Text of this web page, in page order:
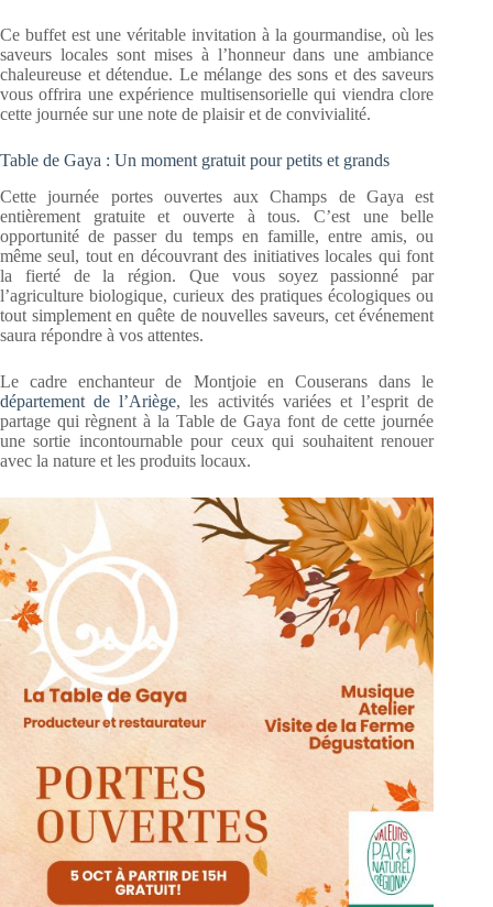
Ce buffet est une véritable invitation à la gourmandise, où les
saveurs locales sont mises à l’honneur dans une ambiance
chaleureuse et détendue. Le mélange des sons et des saveurs
vous offrira une expérience multisensorielle qui viendra clore
cette journée sur une note de plaisir et de convivialité.
Table de Gaya : Un moment gratuit pour petits et grands
Cette journée portes ouvertes aux Champs de Gaya est
entièrement gratuite et ouverte à tous. C’est une belle
opportunité de passer du temps en famille, entre amis, ou
même seul, tout en découvrant des initiatives locales qui font
la fierté de la région. Que vous soyez passionné par
l’agriculture biologique, curieux des pratiques écologiques ou
tout simplement en quête de nouvelles saveurs, cet événement
saura répondre à vos attentes.
Le cadre enchanteur de Montjoie en Couserans dans le
département de l’Ariège, les activités variées et l’esprit de
partage qui règnent à la Table de Gaya font de cette journée
une sortie incontournable pour ceux qui souhaitent renouer
avec la nature et les produits locaux.